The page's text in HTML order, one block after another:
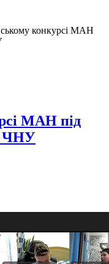
конкурсі МАН
МАН під
ЧНУ